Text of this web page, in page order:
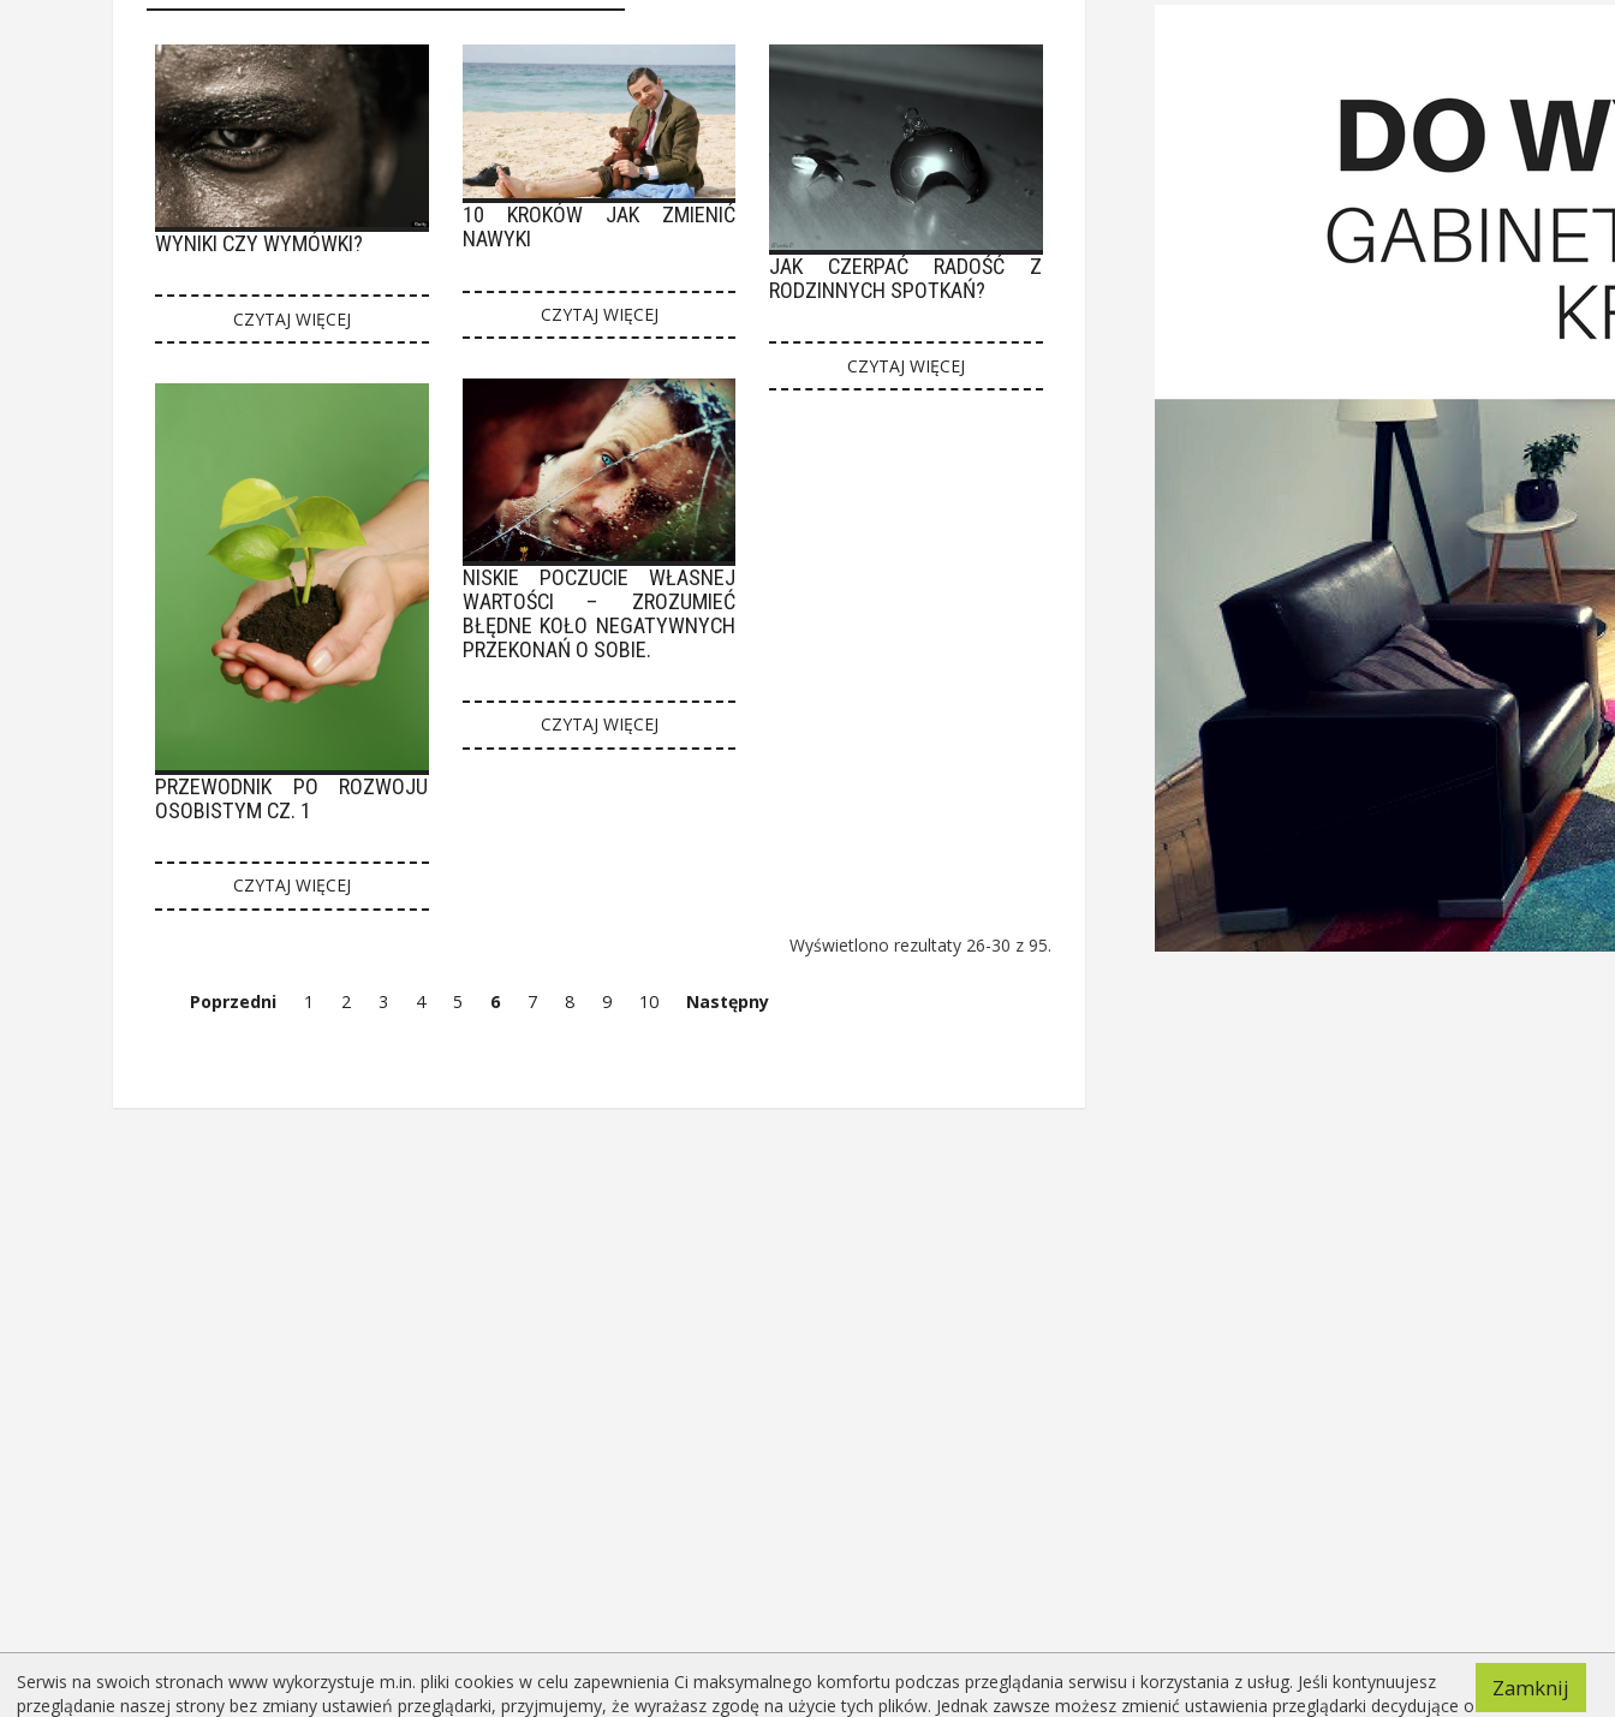
WYNIKI CZY WYMÓWKI?
CZYTAJ WIĘCEJ
PRZEWODNIK PO ROZWOJU
OSOBISTYM CZ. 1
CZYTAJ WIĘCEJ
10 KROKÓW JAK ZMIENIĆ
NAWYKI
CZYTAJ WIĘCEJ
NISKIE POCZUCIE WŁASNEJ
WARTOŚCI – ZROZUMIEĆ
BŁĘDNE KOŁO NEGATYWNYCH
PRZEKONAŃ O SOBIE.
CZYTAJ WIĘCEJ
JAK CZERPAĆ RADOŚĆ Z
RODZINNYCH SPOTKAŃ?
CZYTAJ WIĘCEJ
Wyświetlono rezultaty 26-30 z 95.
Poprzedni 1 2 3 4 5 6 7 8 9 10 Następny
Serwis na swoich stronach www wykorzystuje m.in. pliki cookies w celu zapewnienia Ci maksymalnego komfortu podczas przeglądania serwisu i korzystania z usług. Jeśli kontynuujesz
przeglądanie naszej strony bez zmiany ustawień przeglądarki, przyjmujemy, że wyrażasz zgodę na użycie tych plików. Jednak zawsze możesz zmienić ustawienia przeglądarki decydujące o
Zamknij